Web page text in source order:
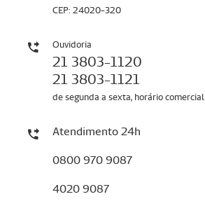
CEP: 24020-320
Ouvidoria
21 3803-1120
21 3803-1121
de segunda a sexta, horário comercial
Atendimento 24h
0800 970 9087
4020 9087